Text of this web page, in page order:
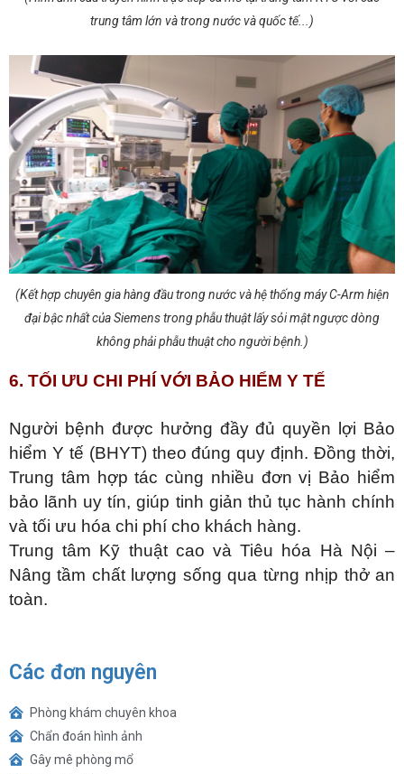
trung tâm lớn và trong nước và quốc tế...)
(Kết hợp chuyên gia hàng đầu trong nước và hệ thống máy C-Arm hiện
đại bậc nhất của Siemens trong phẫu thuật lấy sỏi mật ngược dòng
không phải phẫu thuật cho người bệnh.)
6. TỐI ƯU CHI PHÍ VỚI BẢO HIỂM Y TẾ
Người bệnh được hưởng đầy đủ quyền lợi Bảo
hiểm Y tế (BHYT) theo đúng quy định. Đồng thời,
Trung tâm hợp tác cùng nhiều đơn vị Bảo hiểm
bảo lãnh uy tín, giúp tinh giản thủ tục hành chính
và tối ưu hóa chi phí cho khách hàng.
Trung tâm Kỹ thuật cao và Tiêu hóa Hà Nội –
Nâng tầm chất lượng sống qua từng nhịp thở an
toàn.
Các đơn nguyên
Phòng khám chuyên khoa
Chẩn đoán hình ảnh
Gây mê phòng mổ